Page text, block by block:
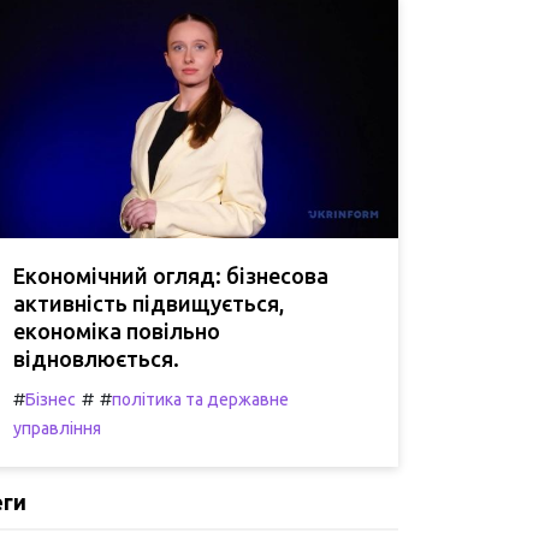
Економічний огляд: бізнесова
активність підвищується,
економіка повільно
відновлюється.
#Бізнес # #політика та державне
управління